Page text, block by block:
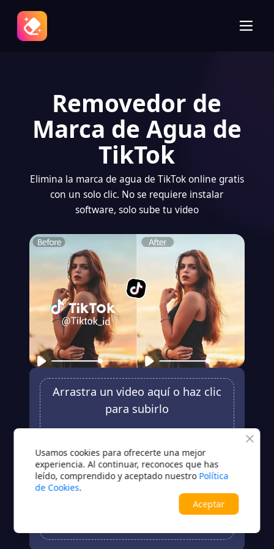
Removedor de
Marca de Agua de
TikTok
Elimina la marca de agua de TikTok online gratis
con un solo clic. No se requiere instalar
software, solo sube tu video
Arrastra un video aquí o haz clic
para subirlo
MP4 / MOV / M4V
Subir
¿Sin video?Prueba una de estas opciones
Usamos cookies para ofrecerte una mejor
experiencia. Al continuar, reconoces que has
leído, comprendido y aceptado nuestro Política
de Cookies.
Aceptar